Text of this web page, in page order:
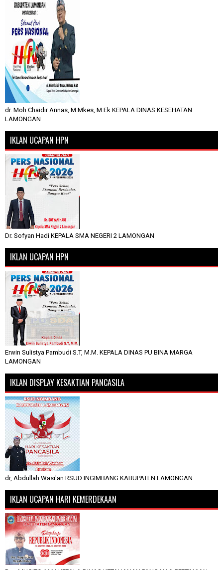
dr. Moh Chaidir Annas, M.Mkes, M.Ek KEPALA DINAS KESEHATAN
LAMONGAN
IKLAN UCAPAN HPN
Dr. Sofyan Hadi KEPALA SMA NEGERI 2 LAMONGAN
IKLAN UCAPAN HPN
Erwin Sulistya Pambudi S.T, M.M. KEPALA DINAS PU BINA MARGA
LAMONGAN
IKLAN DISPLAY KESAKTIAN PANCASILA
dr, Abdullah Wasi'an RSUD INGIMBANG KABUPATEN LAMONGAN
IKLAN UCAPAN HARI KEMERDEKAAN